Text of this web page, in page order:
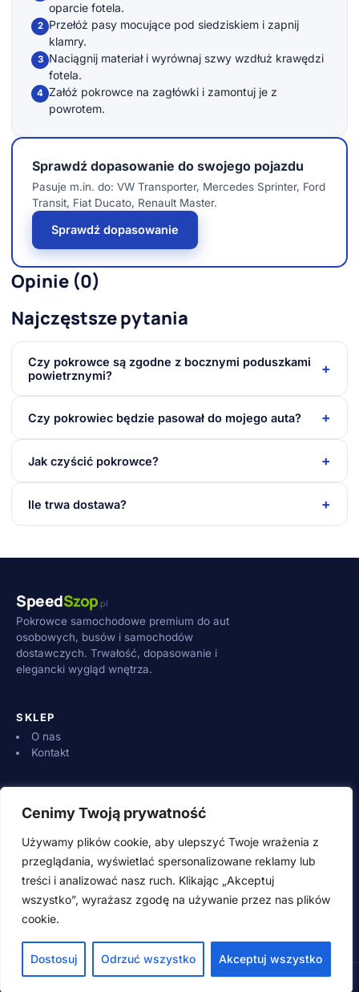
Cenimy Twoją prywatność
Używamy plików cookie, aby ulepszyć Twoje wrażenia z
przeglądania, wyświetlać spersonalizowane reklamy lub
treści i analizować nasz ruch. Klikając „Akceptuj
wszystko”, wyrażasz zgodę na używanie przez nas plików
cookie.
Dostosuj Odrzuć wszystko Akceptuj wszystko
oparcie fotela.
2
Przełóż pasy mocujące pod siedziskiem i zapnij
klamry.
3
Naciągnij materiał i wyrównaj szwy wzdłuż krawędzi
fotela.
4 Załóż pokrowce na zagłówki i zamontuj je z
powrotem.
Sprawdź dopasowanie do swojego pojazdu
Pasuje m.in. do: VW Transporter, Mercedes Sprinter, Ford
Transit, Fiat Ducato, Renault Master.
Sprawdź dopasowanie
Opinie (0)
Najczęstsze pytania
Czy pokrowce są zgodne z bocznymi poduszkami
powietrznymi?
+
Czy pokrowiec będzie pasował do mojego auta? +
Jak czyścić pokrowce? +
Ile trwa dostawa? +
SpeedSzop.pl
Pokrowce samochodowe premium do aut
osobowych, busów i samochodów
dostawczych. Trwałość, dopasowanie i
elegancki wygląd wnętrza.
SKLEP
O nas
Kontakt
Dostawa i płatności
Zwroty i reklamacje
Regulamin
KONTAKT
500 600 700 (pn–pt 8:00–16:00)